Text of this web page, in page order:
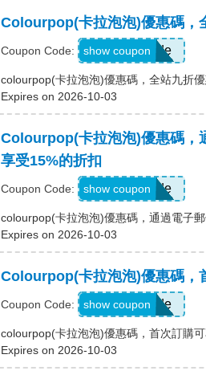
Colourpop(卡拉泡泡)優惠碼，
Coupon Code: Show Code
show coupon
colourpop(卡拉泡泡)優惠碼，全站九折
Expires on 2026-10-03
Colourpop(卡拉泡泡)優惠碼，
享受15%的折扣
Coupon Code: Show Code
show coupon
colourpop(卡拉泡泡)優惠碼，通過電子
Expires on 2026-10-03
Colourpop(卡拉泡泡)優惠碼，
Coupon Code: Show Code
show coupon
colourpop(卡拉泡泡)優惠碼，首次訂購
Expires on 2026-10-03